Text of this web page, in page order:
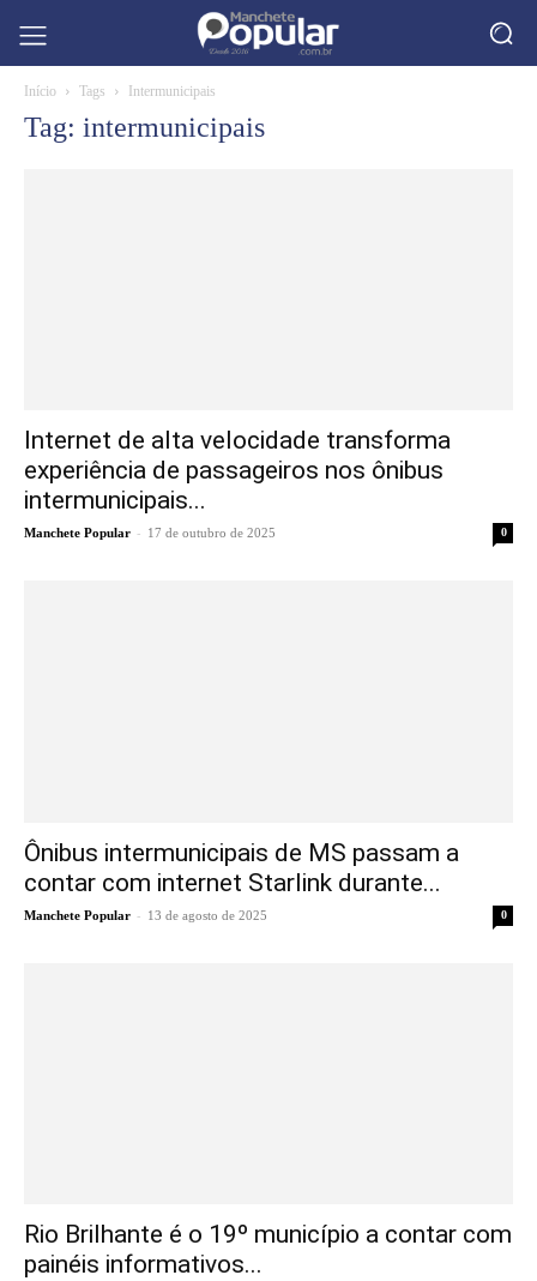
Início Tags Intermunicipais
Tag: intermunicipais
Internet de alta velocidade transforma
experiência de passageiros nos ônibus
intermunicipais...
Manchete Popular - 17 de outubro de 2025 0
Ônibus intermunicipais de MS passam a
contar com internet Starlink durante...
Manchete Popular - 13 de agosto de 2025 0
Rio Brilhante é o 19º município a contar com
painéis informativos...